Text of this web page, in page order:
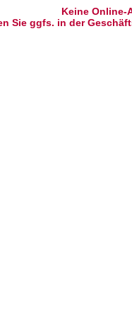
Keine Online-
Sie ggfs. in der